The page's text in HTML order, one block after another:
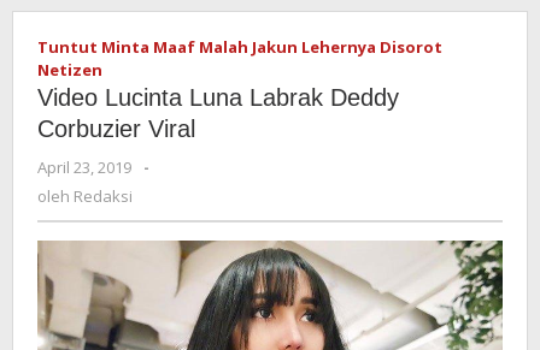
Tuntut Minta Maaf Malah Jakun Lehernya Disorot
Netizen
Video Lucinta Luna Labrak Deddy
Corbuzier Viral
April 23, 2019
oleh
-
oleh Redaksi